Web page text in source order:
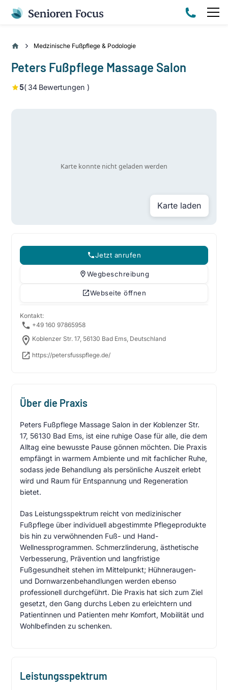
Medzinische Fußpflege & Podologie
Peters Fußpflege Massage Salon
5( 34 Bewertungen )
Karte laden
Jetzt anrufen
Wegbeschreibung
Webseite öffnen
Kontakt:
+49 160 97865958
Koblenzer Str. 17, 56130 Bad Ems, Deutschland
https://petersfusspflege.de/
Über die Praxis
Peters Fußpflege Massage Salon in der Koblenzer Str.
17, 56130 Bad Ems, ist eine ruhige Oase für alle, die dem
Alltag eine bewusste Pause gönnen möchten. Die Praxis
empfängt in warmem Ambiente und mit fachlicher Ruhe,
sodass jede Behandlung als persönliche Auszeit erlebt
wird und Raum für Entspannung und Regeneration
bietet.
Das Leistungsspektrum reicht von medizinischer
Fußpflege über individuell abgestimmte Pflegeprodukte
bis hin zu verwöhnenden Fuß- und Hand-
Wellnessprogrammen. Schmerzlinderung, ästhetische
Verbesserung, Prävention und langfristige
Fußgesundheit stehen im Mittelpunkt; Hühneraugen-
und Dornwarzenbehandlungen werden ebenso
professionell durchgeführt. Die Praxis hat sich zum Ziel
gesetzt, den Gang durchs Leben zu erleichtern und
Patientinnen und Patienten mehr Komfort, Mobilität und
Wohlbefinden zu schenken.
Leistungsspektrum